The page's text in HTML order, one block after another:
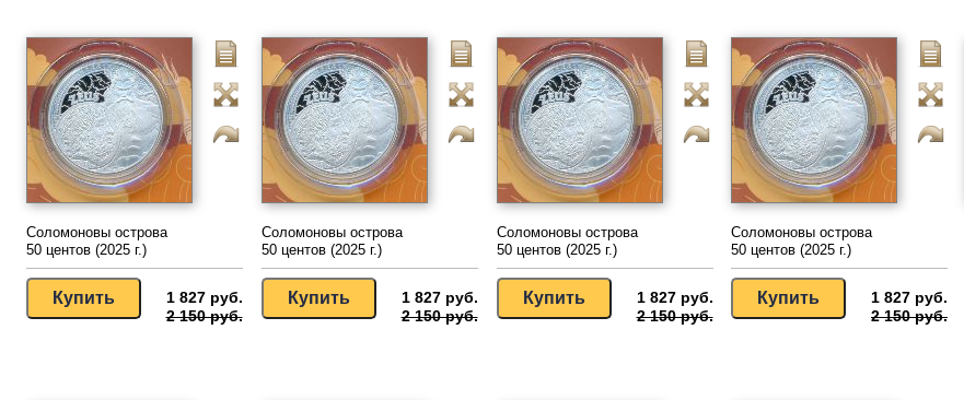
Соломоновы острова
50 центов (2025 г.)
1 827 руб.
2 150 руб.
Соломоновы острова
50 центов (2025 г.)
1 827 руб.
2 150 руб.
Соломоновы острова
50 центов (2025 г.)
1 827 руб.
2 150 руб.
Соломоновы острова
50 центов (2025 г.)
1 827 руб.
2 150 руб.